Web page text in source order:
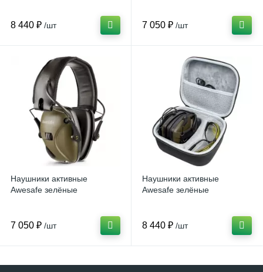
8 440 ₽ /шт 7 050 ₽ /шт
Наушники активные
Awesafe зелёные
7 050 ₽ /шт
Наушники активные
Awesafe зелёные
8 440 ₽ /шт